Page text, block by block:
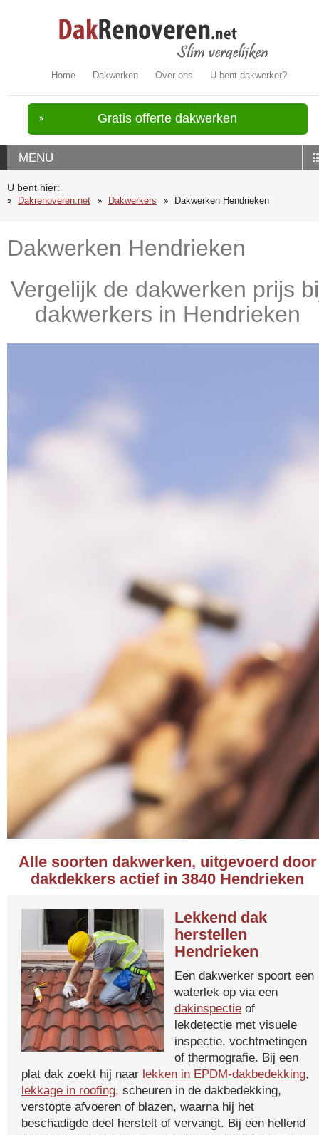
Home Dakwerken Over ons U bent dakwerker?
Gratis offerte dakwerken
MENU
U bent hier:
Dakrenoveren.net
Dakwerkers Dakwerken Hendrieken
Dakwerken Hendrieken
Vergelijk de dakwerken prijs
dakwerkers in Hendrieken
Alle soorten dakwerken, uitgevoerd door
dakdekkers actief in 3840 Hendrieken
Lekkend dak
herstellen
Hendrieken
Een dakwerker spoort een
waterlek op via een
dakinspectie of
lekdetectie met visuele
inspectie, vochtmetingen
of thermografie. Bij een
plat dak zoekt hij naar lekken in EPDM-dakbedekking,
lekkage in roofing, scheuren in de dakbedekking,
verstopte afvoeren of blazen, waarna hij het
beschadigde deel herstelt of vervangt. Bij een hellend